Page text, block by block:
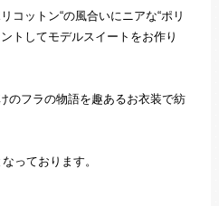
コットン“の風合いにニアな“ポリ
トしてモデルスイートをお作り
のフラの物語を趣あるお衣装で紡
っております。